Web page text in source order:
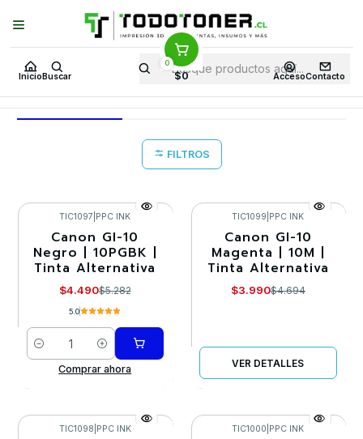
Inicio Buscar
0
$0 AccesoContacto
Puedes Elegir: Comprar enTienda· Despachoa Todo Chile · Retiro en
Tienda en24 Horas
Inicio Tintas para impresoras Tinta Alternativa CANON
CANON
FILTROS
-15%
TIC1097 PPC INK
Canon GI-10
Negro | 10PGBK |
Tinta Alternativa
$4.490$5.282
5.0
Cantidad
Comprar ahora
-15%
Agotado
TIC1099 PPC INK
Canon GI-10
Magenta | 10M |
Tinta Alternativa
$3.990$4.694
VER DETALLES
TIC1098 PPC INK TIC1000 PPC INK